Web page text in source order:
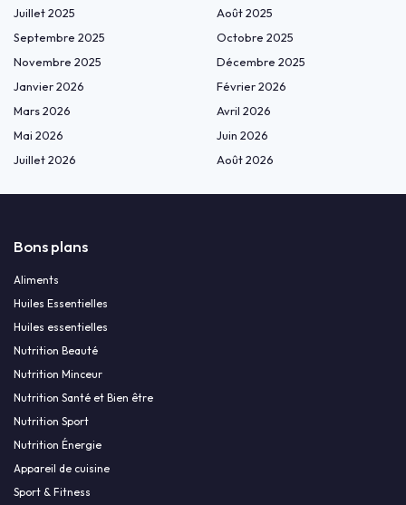
Juillet 2025
Août 2025
Septembre 2025
Octobre 2025
Novembre 2025
Décembre 2025
Janvier 2026
Février 2026
Mars 2026
Avril 2026
Mai 2026
Juin 2026
Juillet 2026
Août 2026
Bons plans
Aliments
Huiles Essentielles
Huiles essentielles
Nutrition Beauté
Nutrition Minceur
Nutrition Santé et Bien être
Nutrition Sport
Nutrition Énergie
Appareil de cuisine
Sport & Fitness